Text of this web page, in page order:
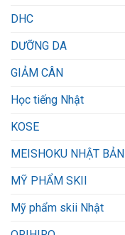
DHC
DƯỠNG DA
GIẢM CÂN
Học tiếng Nhật
KOSE
MEISHOKU NHẬT BẢN
MỸ PHẨM SKII
Mỹ phẩm skii Nhật